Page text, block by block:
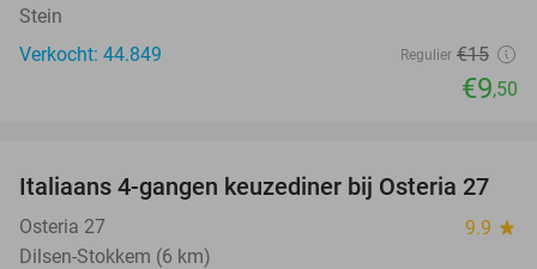
Stein
Verkocht: 44.849
Regulier €15
€9,50
41%
Italiaans 4-gangen keuzediner bij Osteria 27
Osteria 27 9.9 star
Dilsen-Stokkem (6 km)